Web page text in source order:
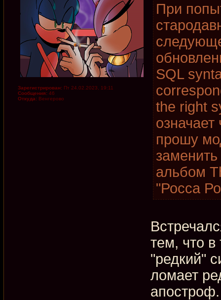
Зарегистрирован: Пт 24.02.2023, 19:11
Сообщения: 46
Откуда: Венгерово
При
SQL
the right
означает
прошу
альбом
"Росса
тем, что в
"редкий"
ломает
апостроф.